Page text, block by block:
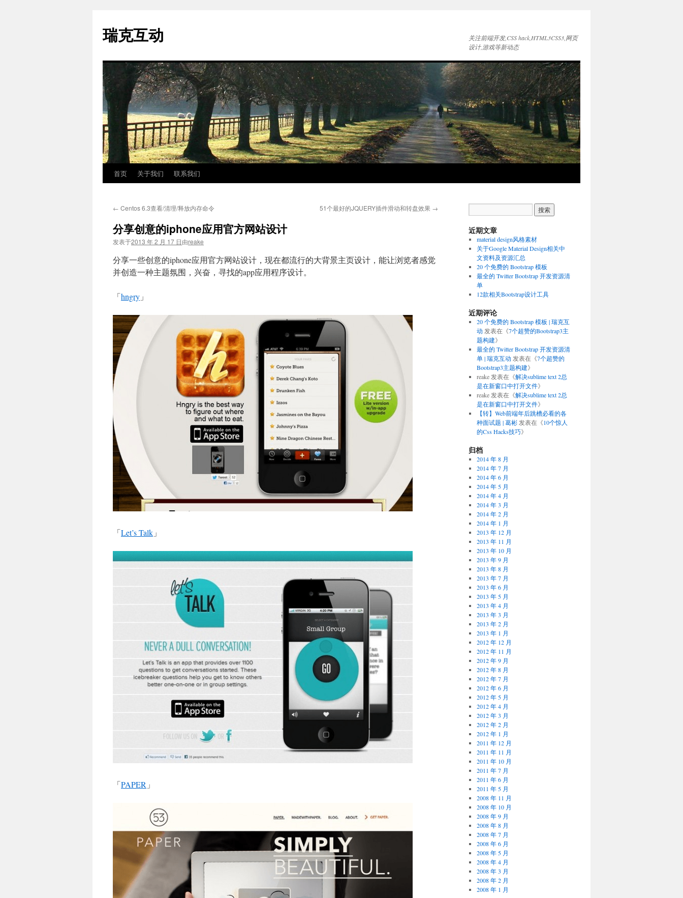
瑞克互动
关注前端开发,CSS hack,HTML3CSS3,网页
设计,游戏等新动态
文
首页 关于我们 联系我们
← Centos 6.3查看/清理/释放内存命令 51个最好的JQUERY插件滑动和转盘效果 →
分享创意的iphone应用官方网站设计
发表于2013 年 2 月 17 日由reake
分享一些创意的iphone应用官方网站设计，现在都流行的大背景主页设计，能让浏览者感觉
并创造一种主题氛围，兴奋，寻找的app应用程序设计。
「hngry 」
「Let’s Talk 」
「PAPER 」
近期文章
material design风格素材
关于Google Material Design相关中
文资料及资源汇总
20 个免费的 Bootstrap 模板
最全的 Twitter Bootstrap 开发资源清
单
12款相关Bootstrap设计工具
近期评论
20 个免费的 Bootstrap 模板 | 瑞克互
动 发表在《7个超赞的Bootstrap3主
题构建》
最全的 Twitter Bootstrap 开发资源清
单 | 瑞克互动 发表在《7个超赞的
Bootstrap3主题构建》
reake发表在《解决sublime text 2总
是在新窗口中打开文件》
reake发表在《解决sublime text 2总
是在新窗口中打开文件》
【转】Web前端年后跳槽必看的各
种面试题 | 葛彬发表在《10个惊人
的Css Hacks技巧》
归档
2014 年 8 月
2014 年 7 月
2014 年 6 月
2014 年 5 月
2014 年 4 月
2014 年 3 月
2014 年 2 月
2014 年 1 月
2013 年 12 月
2013 年 11 月
2013 年 10 月
2013 年 9 月
2013 年 8 月
2013 年 7 月
2013 年 6 月
2013 年 5 月
2013 年 4 月
2013 年 3 月
2013 年 2 月
2013 年 1 月
2012 年 12 月
2012 年 11 月
2012 年 9 月
2012 年 8 月
2012 年 7 月
2012 年 6 月
2012 年 5 月
2012 年 4 月
2012 年 3 月
2012 年 2 月
2012 年 1 月
2011 年 12 月
2011 年 11 月
2011 年 10 月
2011 年 7 月
2011 年 6 月
2011 年 5 月
2008 年 11 月
2008 年 10 月
2008 年 9 月
2008 年 8 月
2008 年 7 月
2008 年 6 月
2008 年 5 月
2008 年 4 月
2008 年 3 月
2008 年 2 月
2008 年 1 月